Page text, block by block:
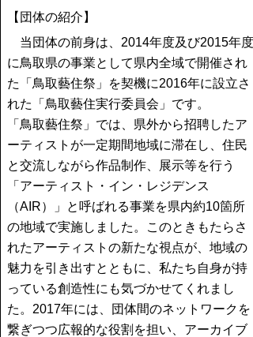
【団体の紹介】
当団体の前身は、2014年度及び2015年度
に鳥取県の事業として県内全域で開催され
た「鳥取藝住祭」を契機に2016年に設立さ
れた「鳥取藝住実行委員会」です。
「鳥取藝住祭」では、県外から招聘したア
ーティストが一定期間地域に滞在し、住民
と交流しながら作品制作、展示等を行う
「アーティスト・イン・レジデンス
（AIR）」と呼ばれる事業を県内約10箇所
の地域で実施しました。このときもたらさ
れたアーティストの新たな視点が、地域の
魅力を引き出すとともに、私たち自身が持
っている創造性にも気づかせてくれまし
た。2017年には、団体間のネットワークを
繋ぎつつ広報的な役割を担い、アーカイブ